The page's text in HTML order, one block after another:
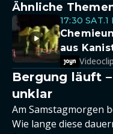
Ähnliche
17:30
aus
Bergung läuft
unklar
Am Samstagmorgen
Wie lange diese